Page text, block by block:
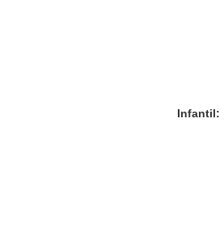
Infantil: